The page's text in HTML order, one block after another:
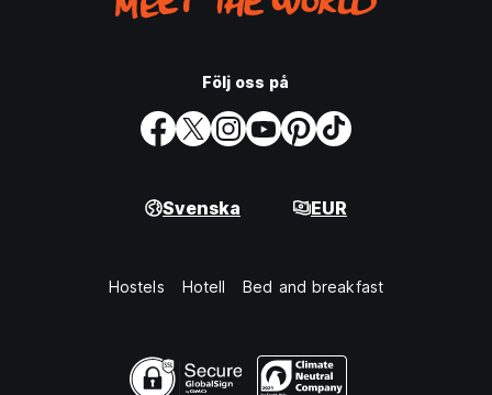
Följ oss på
Svenska EUR
Hostels Hotell Bed and breakfast